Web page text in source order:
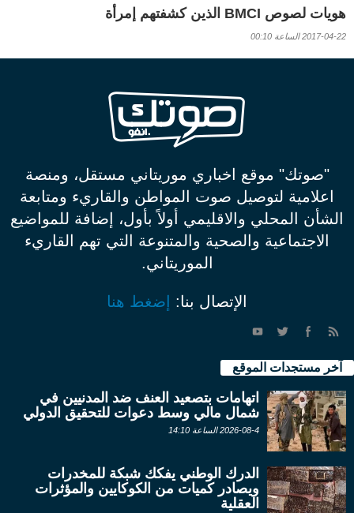
هويات لصوص BMCI الذين كشفتهم إمرأة
2017-04-22 الساعة 00:10
"صوتك" موقع اخباري موريتاني مستقل، ومنصة
اعلامية لتوصيل صوت المواطن والقاريء ومتابعة
الشأن المحلي والاقليمي أولاً بأول، إضافة للمواضيع
الاجتماعية والصحية والمتنوعة التي تهم القاريء
الموريتاني.
الإتصال بنا: إضغط هنا
آخر مستجدات الموقع
اتهامات بتصعيد العنف ضد المدنيين في
شمال مالي وسط دعوات للتحقيق الدولي
2026-08-4 الساعة 14:10
الدرك الوطني يفكك شبكة للمخدرات
ويصادر كميات من الكوكايين والمؤثرات
العقلية